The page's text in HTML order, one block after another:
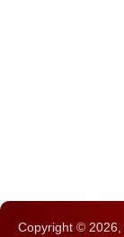
Copyright © 2026,